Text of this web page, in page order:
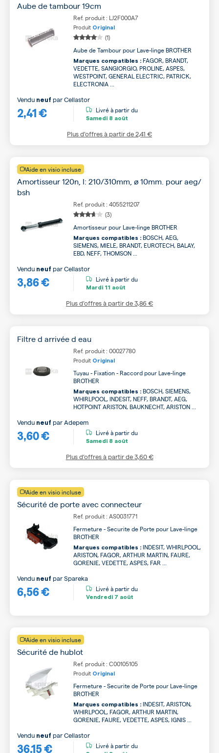
Aube de tambour 19cm
Ref. produit : LJ2F000A7
Produit Original
(1)
Aube de Tambour pour Lave-linge BROTHER
Marques compatibles : FAGOR, BRANDT,
VEDETTE, SANGIORGIO, PROLINE, ASPES,
WESTPOINT, GENERAL ELECTRIC, PATRICK,
ELECTRONIA ...
2,41 €
Vendu neuf parCellastor
Livré à partir du
Samedi 8 août
Plus d’offres à partir de2,41 €
Aide en visio incluse
Amortisseur 120n, l: 210/310mm, ø 10mm. pour aeg/
bsh
Ref. produit : 4055211207
(3)
Amortisseur pour Lave-linge BROTHER
Marques compatibles : BOSCH, AEG,
SIEMENS, MIELE, BRANDT, EUROTECH, BALAY,
EBD, NEFF, THOMSON ...
3,86 €
Vendu neuf parCellastor
Livré à partir du
Mardi 11 août
Plus d’offres à partir de3,86 €
Filtre d arrivée d eau
Ref. produit : 00027780
Produit Original
Tuyau - Fixation - Raccord pour Lave-linge
BROTHER
Marques compatibles : BOSCH, SIEMENS,
WHIRLPOOL, INDESIT, NEFF, BRANDT, AEG,
HOTPOINT ARISTON, BAUKNECHT, ARISTON ...
3,60 €
Vendu neuf parAdepem
Livré à partir du
Samedi 8 août
Plus d’offres à partir de3,60 €
Aide en visio incluse
Sécurité de porte avec connecteur
Ref. produit : AS0031771
Fermeture - Securite de Porte pour Lave-linge
BROTHER
Marques compatibles : INDESIT, WHIRLPOOL,
ARISTON, FAGOR, ARTHUR MARTIN, FAURE,
GORENJE, VEDETTE, ASPES, FAR ...
6,56 €
Vendu neuf parSpareka
Livré à partir du
Vendredi 7 août
Aide en visio incluse
Sécurité de hublot
Ref. produit : C00105105
Produit Original
Fermeture - Securite de Porte pour Lave-linge
BROTHER
Marques compatibles : INDESIT, ARISTON,
WHIRLPOOL, FAGOR, ARTHUR MARTIN,
GORENJE, FAURE, VEDETTE, ASPES, IGNIS ...
36,15 €
Vendu neuf parCellastor
Livré à partir du